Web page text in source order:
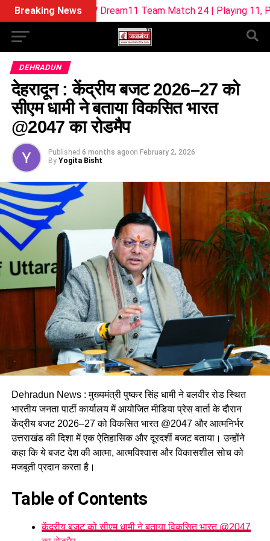
Breaking News
SUL-W Dream11 Team Match 24 | Playing 11, Pitch Report &
DEHRADUN
देहरादून : केंद्रीय बजट 2026–27 को
सीएम धामी ने बताया विकसित भारत
@2047 का रोडमैप
Published 6 months agoon February 2, 2026
By Yogita Bisht
Dehradun News : मुख्यमंत्री पुष्कर सिंह धामी ने बलवीर रोड स्थित
भारतीय जनता पार्टी कार्यालय में आयोजित मीडिया प्रेस वार्ता के दौरान
केंद्रीय बजट 2026–27 को विकसित भारत @2047 और आत्मनिर्भर
उत्तराखंड की दिशा में एक ऐतिहासिक और दूरदर्शी बजट बताया। उन्होंने
कहा कि ये बजट देश की आत्मा, आत्मविश्वास और विकासशील सोच को
मजबूती प्रदान करता है।
Table of Contents
केंद्रीय बजट को सीएम धामी ने बताया विकसित भारत @2047